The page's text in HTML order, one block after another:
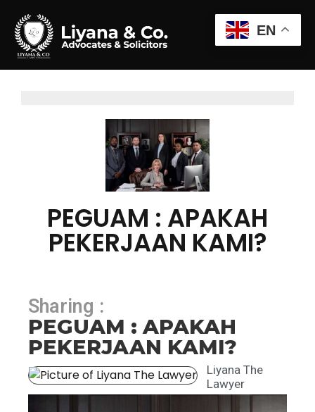
PEGUAM : APAKAH
PEKERJAAN KAMI?
Sharing :
PEGUAM : APAKAH
PEKERJAAN KAMI?
Liyana The
Lawyer
EN